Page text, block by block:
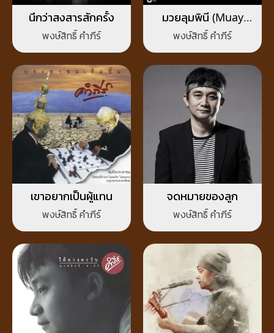
นึกว่าสงสารสักครั้ง
พงษ์สิทธิ์ คำภีร์
มวยลุมพินี (Muay
Lumpini)
พงษ์สิทธิ์ คำภีร์
เขาอยากเป็นผู้แทน
พงษ์สิทธิ์ คำภีร์
จดหมายของลูก
พงษ์สิทธิ์ คำภีร์